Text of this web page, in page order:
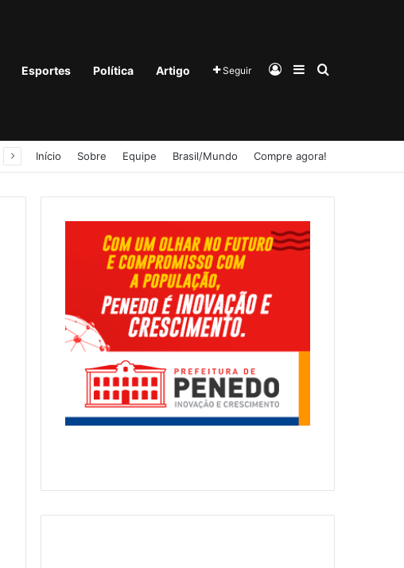
Esportes Política Artigo Seguir EntrarBarra Lateral
Procurar por
Início Sobre Equipe Brasil/Mundo Compre agora!